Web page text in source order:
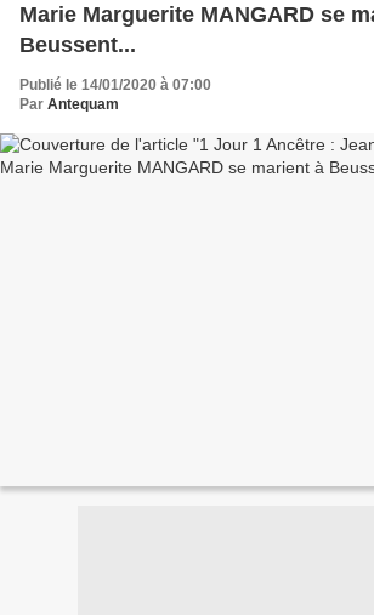
Marie Marguerite MANGARD se
Beussent...
Publié le 14/01/2020 à 07:00
Par Antequam